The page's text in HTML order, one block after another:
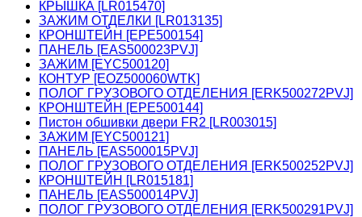
КРЫШКА [LR015470]
ЗАЖИМ ОТДЕЛКИ [LR013135]
КРОНШТЕЙН [EPE500154]
ПАНЕЛЬ [EAS500023PVJ]
ЗАЖИМ [EYC500120]
КОНТУР [EOZ500060WTK]
ПОЛОГ ГРУЗОВОГО ОТДЕЛЕНИЯ [ERK500272PVJ]
КРОНШТЕЙН [EPE500144]
Пистон обшивки двери FR2 [LR003015]
ЗАЖИМ [EYC500121]
ПАНЕЛЬ [EAS500015PVJ]
ПОЛОГ ГРУЗОВОГО ОТДЕЛЕНИЯ [ERK500252PVJ]
КРОНШТЕЙН [LR015181]
ПАНЕЛЬ [EAS500014PVJ]
ПОЛОГ ГРУЗОВОГО ОТДЕЛЕНИЯ [ERK500291PVJ]